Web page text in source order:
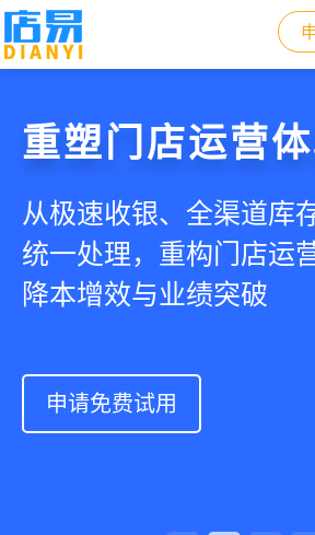
门店收银，就
智慧收银+商品库存+会
商城，一套系统解决开
增长难题
申请免费试用
重塑门店运营
从极速收银、全渠道库
统一处理，重构门店运
降本增效与业绩突破
申请免费试用
驱动私域会员
从支付即会员、精准营
通，驱动私域流量沉淀
提升忠诚度和营销效果
申请免费试用
快速拓展生意
借助小程序商城、线上
后，打通全域销售渠道
界，提升顾客体验
申请免费试用